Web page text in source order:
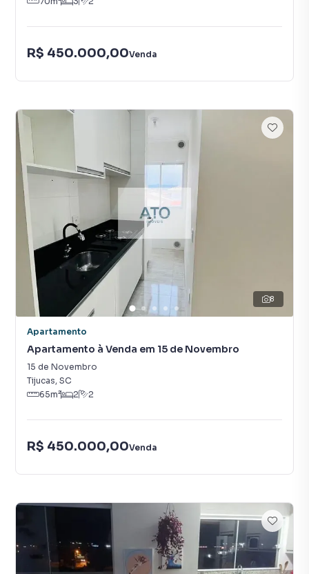
R$ 450.000,00Venda
8
Apartamento
Apartamento à Venda em 15 de Novembro
15 de Novembro
Tijucas, SC
65m² 2 2
R$ 450.000,00Venda